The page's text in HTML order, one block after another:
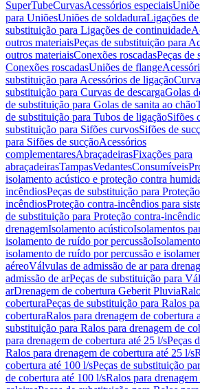
SuperTubeCurvasAcessórios especiais
para UniõesUniões de soldaduraLigações
substituição para Ligações de continuidade
outros materiaisPeças de substituição para
outros materiaisConexões roscadasPeças de
Conexões roscadasUniões de flange
substituição para Acessórios de ligação
substituição para Curvas de descargaGolas
de substituição para Golas de sanita ao chão
de substituição para Tubos de ligaçãoSifões
substituição para Sifões curvosSifões de
para Sifões de sucçãoAcessórios
complementaresAbraçadeirasFixações para
abraçadeirasTampasVedantesConsumíveis
isolamento acústico e proteção contra
incêndiosPeças de substituição para
incêndiosProteção contra-incêndios para
de substituição para Proteção contra-
drenagemIsolamento acústicoIsolamentos
isolamento de ruído por percussão
isolamento de ruído por percussão e
aéreoVálvulas de admissão de ar para
admissão de arPeças de substituição para
arDrenagem de cobertura Geberit Pluvia
coberturaPeças de substituição para Ralos
coberturaRalos para drenagem de cobertura
substituição para Ralos para drenagem de
para drenagem de cobertura até 25 l/sPeças
Ralos para drenagem de cobertura até 25 l/s
cobertura até 100 l/sPeças de substituição
de cobertura até 100 l/sRalos para